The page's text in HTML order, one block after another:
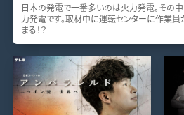
日本の発電で一番多いのは火力発電。その
力発電です。取材中に運転センターに作業
まる！？